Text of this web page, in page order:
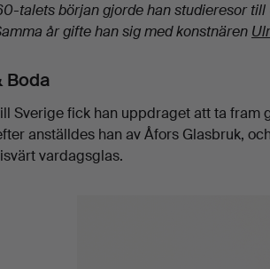
talets början gjorde han studieresor
år gifte han sig med konstnären
Boda
Sverige fick han uppdraget att ta fram
anställdes han av Åfors Glasbruk,
vardagsglas.